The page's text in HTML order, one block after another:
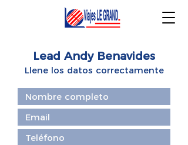
Lead Andy Benavides
Llene los datos correctamente